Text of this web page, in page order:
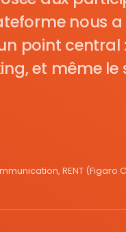
nous
point central
et même le
RENT (Figaro